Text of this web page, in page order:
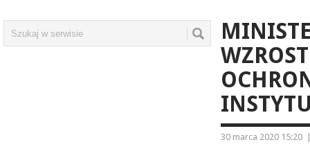
30 marca 2020 15:20